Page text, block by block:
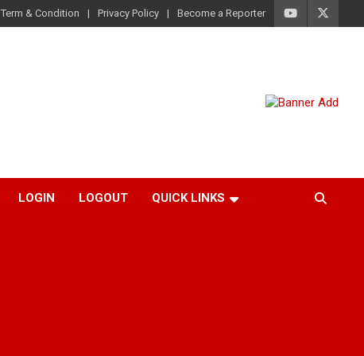
Term & Condition Privacy Policy Become a Reporter
LOGIN LOGOUT QUICK LINKS